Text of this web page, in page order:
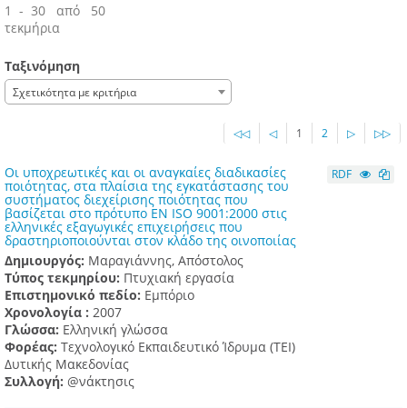
1 - 30 από 50
τεκμήρια
Ταξινόμηση
Σχετικότητα με κριτήρια
◁◁ ◁ 1 2 ▷ ▷▷
Οι υποχρεωτικές και οι αναγκαίες διαδικασίες
ποιότητας, στα πλαίσια της εγκατάστασης του
συστήματος διεχείρισης ποιότητας που
βασίζεται στο πρότυπο EN ISO 9001:2000 στις
ελληνικές εξαγωγικές επιχειρήσεις που
δραστηριοποιούνται στον κλάδο της οινοποιίας
Δημιουργός: Μαραγιάννης, Απόστολος
Τύπος τεκμηρίου: Πτυχιακή εργασία
Επιστημονικό πεδίο: Εμπόριο
Χρονολογία : 2007
Γλώσσα: Ελληνική γλώσσα
Φορέας: Τεχνολογικό Εκπαιδευτικό Ίδρυμα (ΤΕΙ)
Δυτικής Μακεδονίας
Συλλογή: @νάκτησις
RDF